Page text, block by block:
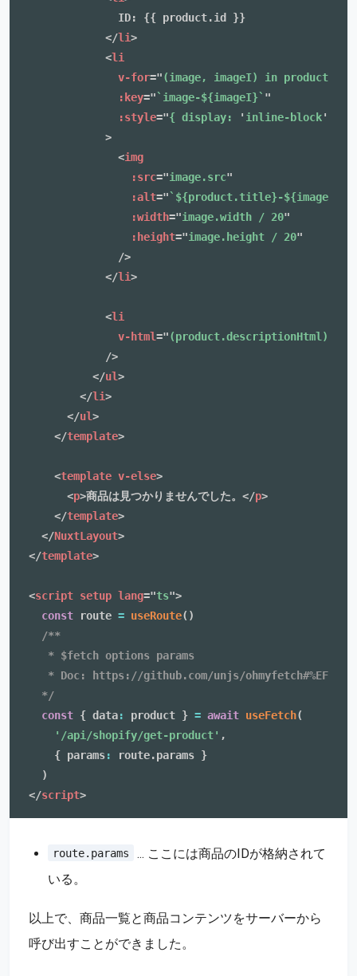
              ID: {{ product.id }}
</li>
<li
v-for="(image, imageI) in
:key="`image-${imageI}` "
:style="{ display: ' inline-block'
>
<img
:src="image.src"
:alt="`${product.title}-${imageI}`
:width="image.width / 20"
:height="image.height / 20"
/>
</li>
<li
v-html="(product.descriptionHtml)
/>
</ul>
</li>
</ul>
</template>
<template v-else>
<p>商品は見つかりませんでした。 </p>
</template>
</NuxtLayout>
</template>
<script setup lang="ts">
const route = useRoute( )
/**
   * $fetch options params
* Doc: https://github.com/unjs/
  */
const { data: product } = await useFetch(
'/api/shopify/get-product' ,
{ params: route.params }
)
</script>
route.params
... ここには商品のIDが格納されて
いる。
以上で、商品一覧と商品コンテンツをサーバーから
呼び出すことができました。